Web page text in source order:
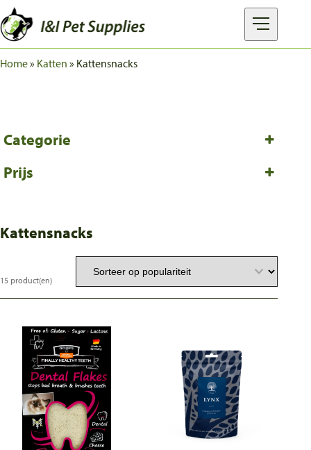
MERKEN
Home» Katten » Kattensnacks
Categorie
Hondensnacks
Prijs
Kattensnacks
15 product(en)